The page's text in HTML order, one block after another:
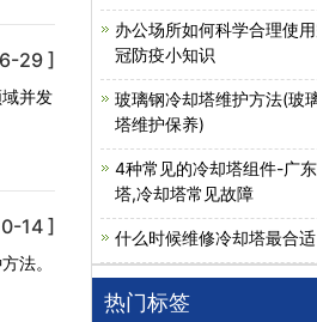
29 ]
并发
14 ]
法。
办公场所如何科学合理使
冠防疫小知识
玻璃钢冷却塔维护方法(玻
塔维护保养)
4种常见的冷却塔组件-广
塔,冷却塔常见故障
什么时候维修冷却塔最合适
热门标签